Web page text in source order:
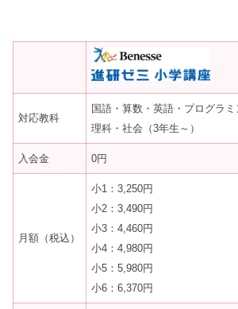
対応教科
国語・算数・英語・プログラミ
理科・社会（3年生～）
入会金 0円
月額（税込）
小1：3,250円
小2：3,490円
小3：4,460円
小4：4,980円
小5：5,980円
小6：6,370円